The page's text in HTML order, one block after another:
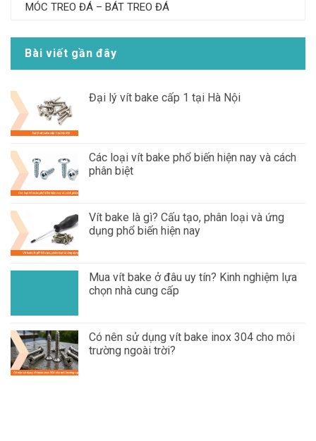
MÓC TREO ĐÁ – BÁT TREO ĐÁ
Bài viết gần đây
Đại lý vít bake cấp 1 tại Hà Nội
Các loại vít bake phổ biến hiện nay và cách
phân biệt
Vít bake là gì? Cấu tạo, phân loại và ứng
dụng phổ biến hiện nay
Mua vít bake ở đâu uy tín? Kinh nghiệm lựa
chọn nhà cung cấp
Có nên sử dụng vít bake inox 304 cho môi
trường ngoài trời?